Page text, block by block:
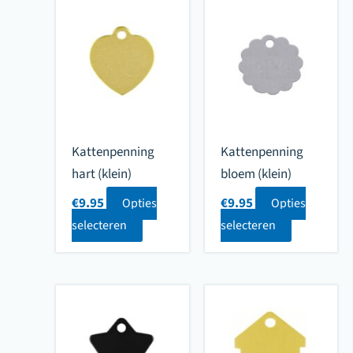
Kattenpenning
hart (klein)
€9.95
Opties
selecteren
Dit
product
meerdere
Deze
Kattenpenning
bloem (klein)
€9.95
Opties
selecteren
Dit
product
meerdere
Deze